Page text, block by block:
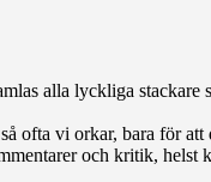
alla lyckliga
ofta vi orkar, bara för
och kritik, helst